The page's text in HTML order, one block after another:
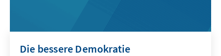
Die bessere Demokratie